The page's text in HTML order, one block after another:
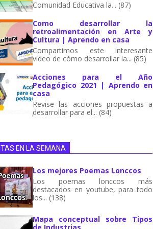
Comunidad Educativa la... (87)
Como desarrollar la
retroalimentación en Arte y
Cultura | Aprendo en casa
Compartimos este interesante
vídeo de cómo desarrollar la... (85)
Acciones para el Año
Pedagógico 2021 | Aprendo en
casa
Revise las acciones propuestas a
desarrollar para el... (84)
EN LA SEMANA
Los mejores Poemas Lonccos
Los poemas lonccos más
destacados en youtube, para todo
los... (138)
Mapa conceptual sobre Tipos